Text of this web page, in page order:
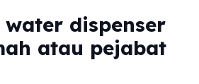
dispenser
atau pejabat